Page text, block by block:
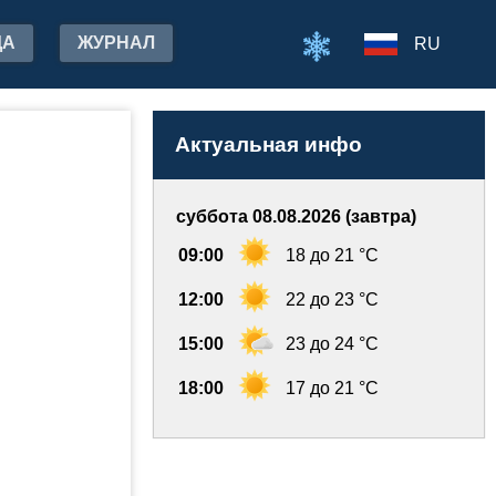
ЖУРНАЛ RU
Актуальная инфо
суббота 08.08.2026 (завтра)
09:00 18 до 21 °C
12:00 22 до 23 °C
15:00 23 до 24 °C
18:00 17 до 21 °C